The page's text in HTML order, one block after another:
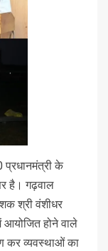
प्रधानमंत्री के
है। गढ़वाल
श्री वंशीधर
आयोजित होने वाले
कर व्यवस्थाओं का